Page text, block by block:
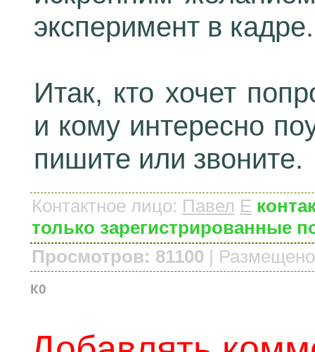
эксперимент в кадре.
Итак, кто хочет
и кому интересно
пишите или звоните.
Контактное лицо: Павел E
только зарегистрированные
Просмотров: 81100 |
К0